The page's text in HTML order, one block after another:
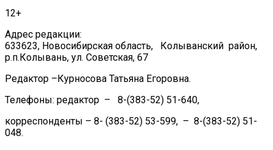
12+
Адрес редакции:
633623, Новосибирская область, Колыванский район,
р.п.Колывань, ул. Советская, 67
Редактор –Курносова Татьяна Егоровна.
Телефоны: редактор – 8-(383-52) 51-640,
корреспонденты – 8- (383-52) 53-599, – 8-(383-52) 51-
048.